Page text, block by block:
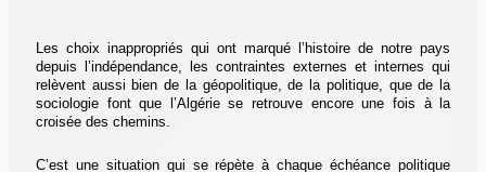
Les choix inappropriés qui ont marqué l’histoire de notre pays
depuis l’indépendance, les contraintes externes et internes qui
relèvent aussi bien de la géopolitique, de la politique, que de la
sociologie font que l’Algérie se retrouve encore une fois à la
croisée des chemins.
C’est une situation qui se répète à chaque échéance politique